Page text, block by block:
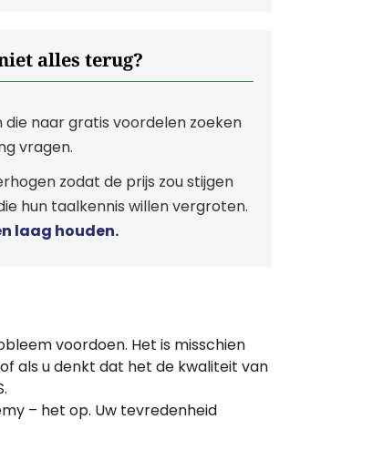
alles terug?
naar gratis voordelen zoeken
vragen.
zodat de prijs zou stijgen
hun taalkennis willen vergroten.
laag houden.
voordoen. Het is misschien
als u denkt dat het de kwaliteit van
– het op. Uw tevredenheid